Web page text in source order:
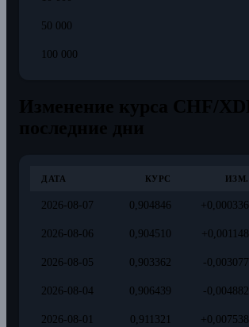
50 000
100 000
ДАТА КУРС ИЗМ.
2026-08-07 0,904846 +0,000336
2026-08-06 0,904510 +0,001148
2026-08-05 0,903362 -0,003077
2026-08-04 0,906439 -0,004882
2026-08-01 0,911321 +0,007538